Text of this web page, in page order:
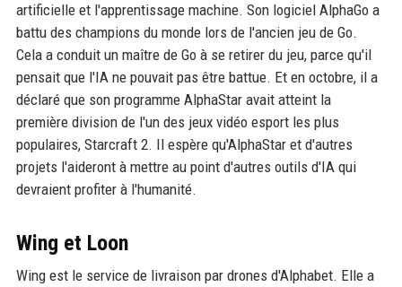
artificielle et l'apprentissage machine. Son logiciel AlphaGo a
battu des champions du monde lors de l'ancien jeu de Go.
Cela a conduit un maître de Go à se retirer du jeu, parce qu'il
pensait que l'IA ne pouvait pas être battue. Et en octobre, il a
déclaré que son programme AlphaStar avait atteint la
première division de l'un des jeux vidéo esport les plus
populaires, Starcraft 2. Il espère qu'AlphaStar et d'autres
projets l'aideront à mettre au point d'autres outils d'IA qui
devraient profiter à l'humanité.
Wing et Loon
Wing est le service de livraison par drones d'Alphabet. Elle a